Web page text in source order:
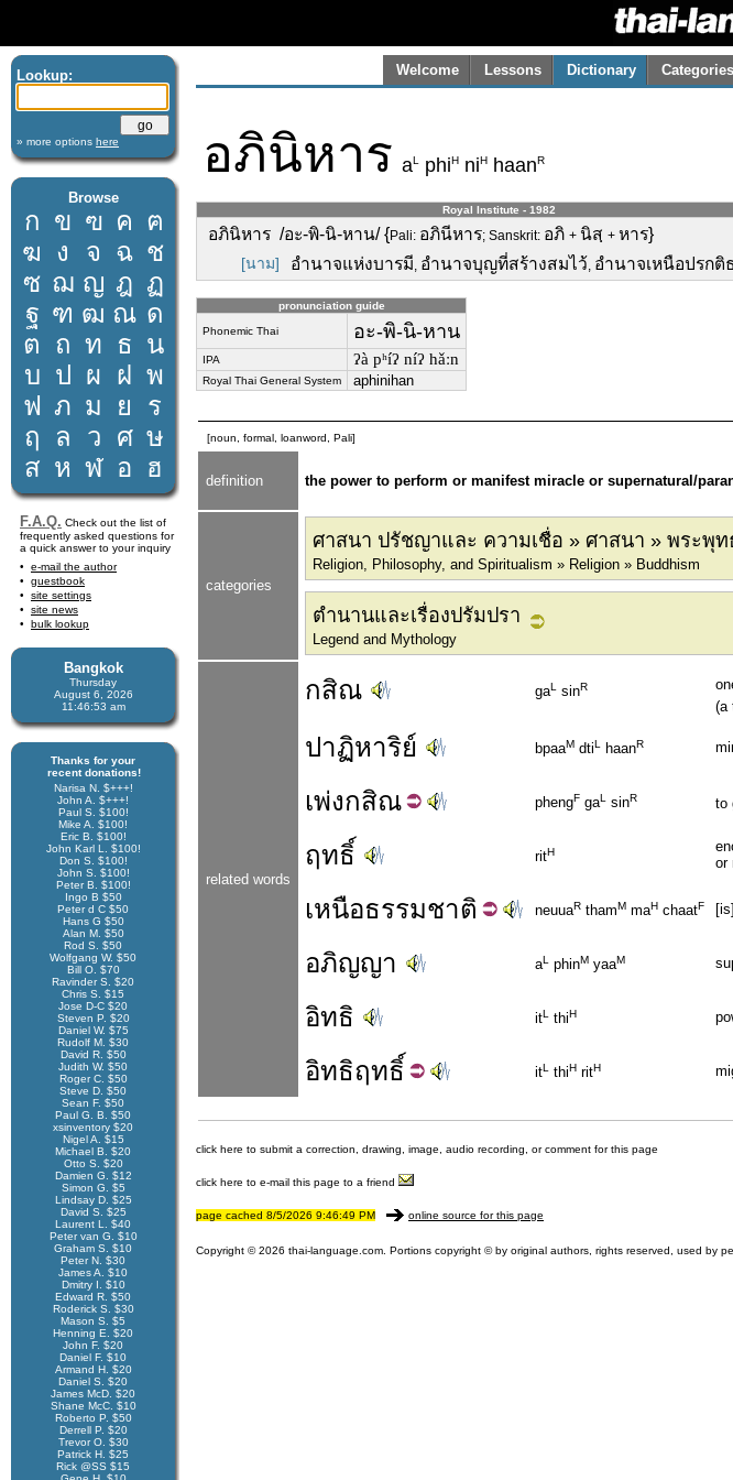
Lookup:
» more options here
Browse
ก ข ฃ ค ฅ
ฆ ง จ ฉ ช
ซ ฌ ญ ฎ ฏ
ฐ ฑ ฒ ณ ด
ต ถ ท ธ น
บ ป ผ ฝ พ
ฟ ภ ม ย
ร
ฤ
ล ว ศ ษ
ส ห ฬ อ ฮ
F.A.Q. Check out the list of
frequently asked questions for
a quick answer to your inquiry
e-mail the author
guestbook
site settings
site news
bulk lookup
Bangkok
Thursday
August 6, 2026
11:46:53 am
Thanks for your
recent donations!
Narisa N. $+++!
John A. $+++!
Paul S. $100!
Mike A. $100!
Eric B. $100!
John Karl L. $100!
Don S. $100!
John S. $100!
Peter B. $100!
Ingo B $50
Peter d C $50
Hans G $50
Alan M. $50
Rod S. $50
Wolfgang W. $50
Bill O. $70
Ravinder S. $20
Chris S. $15
Jose D-C $20
Steven P. $20
Daniel W. $75
Rudolf M. $30
David R. $50
Judith W. $50
Roger C. $50
Steve D. $50
Sean F. $50
Paul G. B. $50
xsinventory $20
Nigel A. $15
Michael B. $20
Otto S. $20
Damien G. $12
Simon G. $5
Lindsay D. $25
David S. $25
Laurent L. $40
Peter van G. $10
Graham S. $10
Peter N. $30
James A. $10
Dmitry I. $10
Edward R. $50
Roderick S. $30
Mason S. $5
Henning E. $20
John F. $20
Daniel F. $10
Armand H. $20
Daniel S. $20
James McD. $20
Shane McC. $10
Roberto P. $50
Derrell P. $20
Trevor O. $30
Patrick H. $25
Rick @SS $15
Welcome Lessons Dictionary Categories
อภินิหาร aL phiH niH haanR
Royal Institute - 1982
อภินิหาร /อะ-พิ-นิ-หาน/ {Pali: อภินีหาร; Sanskrit: อภิ + นิสฺ + หาร}
[นาม] อำนาจแห่งบารมี, อำนาจบุญที่สร้างสมไว้, อำนาจเหนือปรกติ
pronunciation guide
Phonemic Thai อะ-พิ-นิ-หาน
IPA ʔà pʰíʔ níʔ hǎːn
Royal Thai General System aphinihan
[noun, formal, loanword, Pali]
definition the power to perform or manifest miracle or supernatural/
categories
ศาสนา ปรัชญาและ ความเชื่อ » ศาสนา » พระพุท
Religion, Philosophy, and Spiritualism » Religion » Buddhism
ตำนานและเรื่องปรัมปรา
Legend and Mythology
related words
กสิณ gaL sinR
(a
ปาฏิหาริย์ bpaaM dtiL haanR
เพ่งกสิณ phengF gaL sinR to
ฤทธิ์ ritH
or
เหนือธรรมชาติ neuuaR thamM maH chaatF
อภิญญา aL phinM yaaM
อิทธิ itL thiH
อิทธิฤทธิ์ itL thiH ritH
click here to submit a correction, drawing, image, audio recording, or comment for this page
click here to e-mail this page to a friend
page cached 8/5/2026 9:46:49 PM online source for this page
Copyright © 2026 thai-language.com. Portions copyright © by original authors, rights reserved, used by